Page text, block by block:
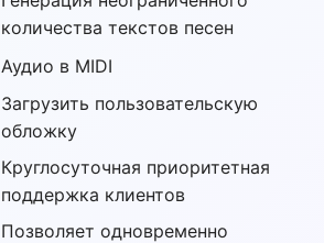
количества текстов песен
Аудио в MIDI
Загрузить пользовательскую
обложку
Круглосуточная приоритетная
поддержка клиентов
Позволяет одновременно